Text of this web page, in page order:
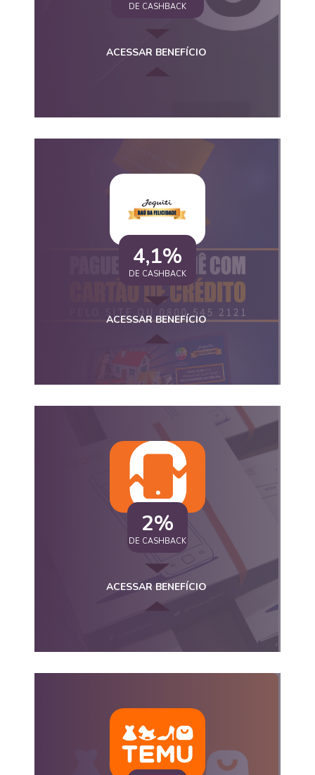
DE CASHBACK
ACESSAR BENEFÍCIO
4,1%
DE CASHBACK
ACESSAR BENEFÍCIO
2%
DE CASHBACK
ACESSAR BENEFÍCIO